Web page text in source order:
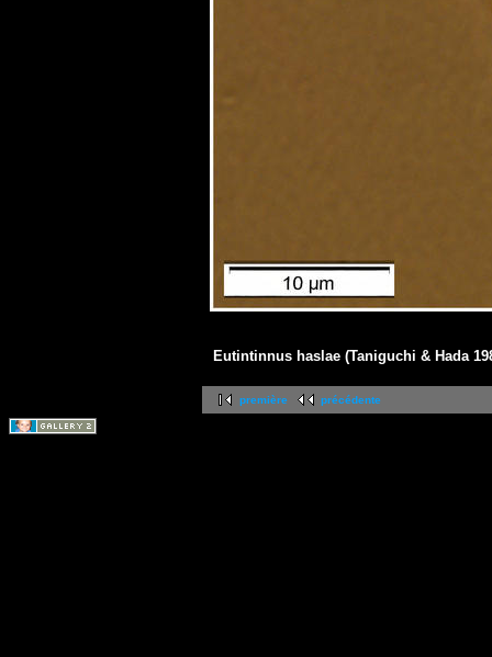
Eutintinnus haslae (Taniguchi & Hada
première précédente